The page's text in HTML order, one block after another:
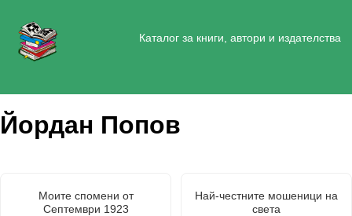
Каталог за книги, автори и издателства
Йордан Попов
Моите спомени от
Септември 1923
Най-честните мошеници на
света